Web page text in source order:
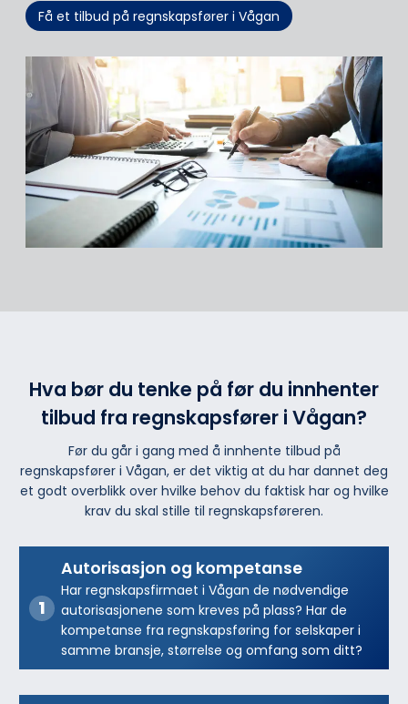
Få et tilbud på regnskapsfører i Vågan
Hva bør du tenke på før du innhenter
tilbud fra regnskapsfører i Vågan?
Før du går i gang med å innhente tilbud på
regnskapsfører i Vågan, er det viktig at du har dannet deg
et godt overblikk over hvilke behov du faktisk har og hvilke
krav du skal stille til regnskapsføreren.
Autorisasjon og kompetanse
Har regnskapsfirmaet i Vågan de nødvendige
autorisasjonene som kreves på plass? Har de
kompetanse fra regnskapsføring for selskaper i
samme bransje, størrelse og omfang som ditt?